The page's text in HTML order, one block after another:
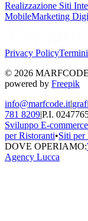
Realizzazione Siti
MobileMarketing
Privacy Policy
© 2026
powered by Freepik
info@marfcode.it|
781 8209|P.I.
Sviluppo E-commerce
per Ristoranti•Siti per
DOVE OPERIAMO:
Agency Lucca